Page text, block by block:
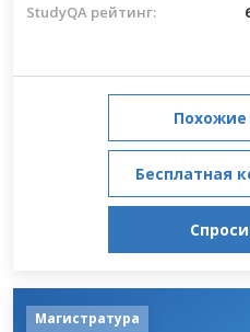
StudyQA рейтинг:
Бесплатная
Магистратура